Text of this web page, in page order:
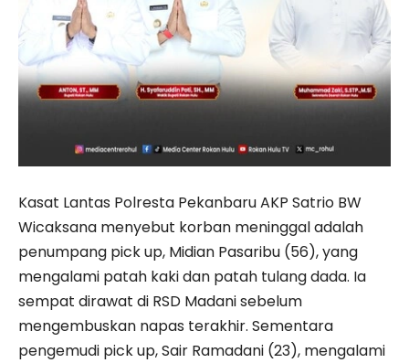
Kasat Lantas Polresta Pekanbaru AKP Satrio BW
Wicaksana menyebut korban meninggal adalah
penumpang pick up, Midian Pasaribu (56), yang
mengalami patah kaki dan patah tulang dada. Ia
sempat dirawat di RSD Madani sebelum
mengembuskan napas terakhir. Sementara
pengemudi pick up, Sair Ramadani (23), mengalami